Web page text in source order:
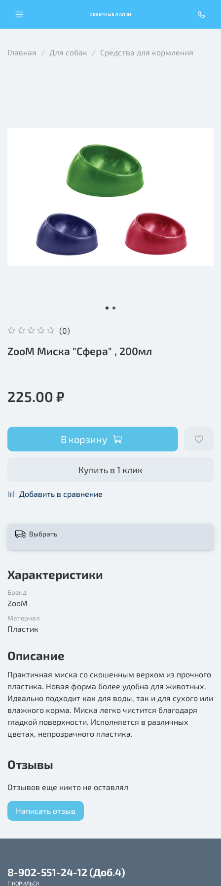
СЕВЕРНЫЕ ЛАПКИ
Главная Для собак Средства для кормления
(0)
ZooM Миска "Сфера" , 200мл
225.00 ₽
В корзину
Купить в 1 клик
Добавить в сравнение
Выбрать
Характеристики
Бренд
ZooM
Материал
Пластик
Описание
Практичная миска со скошенным верхом из прочного
пластика. Новая форма более удобна для животных.
Идеально подходит как для воды, так и для сухого или
влажного корма. Миска легко чистится благодаря
гладкой поверхности. Исполняется в различных
цветах, непрозрачного пластика.
Отзывы
Отзывов еще никто не оставлял
Написать отзыв
8-902-551-24-12 (Доб.4)
Г.НОРИЛЬСК